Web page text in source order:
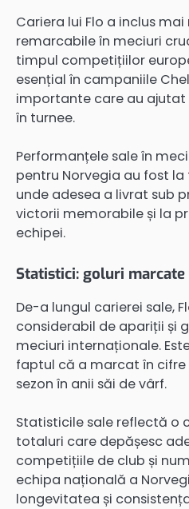
Cariera lui Flo a inclus
remarcabile în meciuri
timpul competițiilor
esențial în campaniile
importante care au ajutat
în turnee.
Performanțele sale în
pentru Norvegia au fost
unde adesea a livrat sub
victorii memorabile și la
echipei.
Statistici: goluri
De-a lungul carierei sale,
considerabil de apariții și
meciuri internaționale.
faptul că a marcat în
sezon în anii săi de vârf.
Statisticile sale reflectă o
totaluri care depășesc
competițiile de club și
echipa națională a
longevitatea și